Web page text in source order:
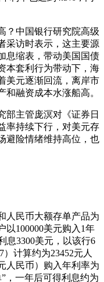
？中国银行研究院高级
采访时表示，这主要源
息缩表，带动美国国债
本套利行为带动下，海
美元逐渐回流，离岸市
融资成本水涨船高。
部主管庞溟对《证券日
率持续下行，对美元存
避险情绪维持高位，也
人民币大额存单产品为
以100000美元购入1年
息3300美元，以该行6
计算约为23452元人
人民币）购入年利率为
，一年后可得利息约为